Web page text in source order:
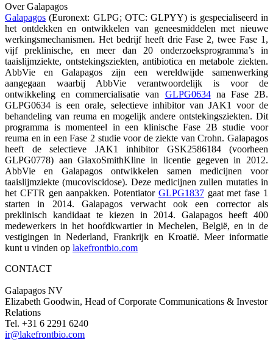
Over Galapagos
Galapagos (Euronext: GLPG; OTC: GLPYY) is gespecialiseerd in
het ontdekken en ontwikkelen van geneesmiddelen met nieuwe
werkingsmechanismen. Het bedrijf heeft drie Fase 2, twee Fase 1,
vijf preklinische, en meer dan 20 onderzoeksprogramma’s in
taaislijmziekte, ontstekingsziekten, antibiotica en metabole ziekten.
AbbVie en Galapagos zijn een wereldwijde samenwerking
aangegaan waarbij AbbVie verantwoordelijk is voor de
ontwikkeling en commercialisatie van GLPG0634na Fase 2B.
GLPG0634 is een orale, selectieve inhibitor van JAK1 voor de
behandeling van reuma en mogelijk andere ontstekingsziekten. Dit
programma is momenteel in een klinische Fase 2B studie voor
reuma en in een Fase 2 studie voor de ziekte van Crohn. Galapagos
heeft de selectieve JAK1 inhibitor GSK2586184 (voorheen
GLPG0778) aan GlaxoSmithKline in licentie gegeven in 2012.
AbbVie en Galapagos ontwikkelen samen medicijnen voor
taaislijmziekte (mucoviscidose). Deze medicijnen zullen mutaties in
het CFTR gen aanpakken. Potentiator GLPG1837gaat met fase 1
starten in 2014. Galapagos verwacht ook een corrector als
preklinisch kandidaat te kiezen in 2014. Galapagos heeft 400
medewerkers in het hoofdkwartier in Mechelen, België, en in de
vestigingen in Nederland, Frankrijk en Kroatië. Meer informatie
kunt u vinden op lakefrontbio.com
CONTACT
Galapagos NV
Elizabeth Goodwin, Head of Corporate Communications & Investor
Relations
Tel. +31 6 2291 6240
ir@lakefrontbio.com